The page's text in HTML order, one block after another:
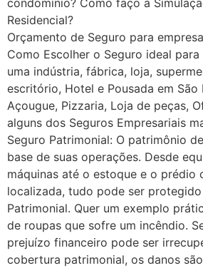
condomínio? Como faço a
Residencial?
Orçamento de Seguro para
Como Escolher o Seguro ideal para
uma indústria, fábrica, loja,
escritório, Hotel e Pousada em São
Açougue, Pizzaria, Loja de peças,
alguns dos Seguros Empresariais
Seguro Patrimonial: O patrimônio
base de suas operações. Desde
máquinas até o estoque e o prédio
localizada, tudo pode ser
Patrimonial. Quer um exemplo
de roupas que sofre um incêndio.
prejuízo financeiro pode ser
cobertura patrimonial, os danos